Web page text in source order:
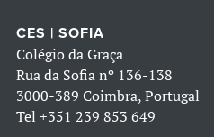
CES | SOFIA
Colégio da Graça
Rua da Sofia nº 136-138
3000-389 Coimbra, Portugal
Tel +351 239 853 649